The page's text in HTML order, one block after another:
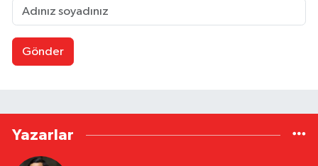
Gönder
Yazarlar